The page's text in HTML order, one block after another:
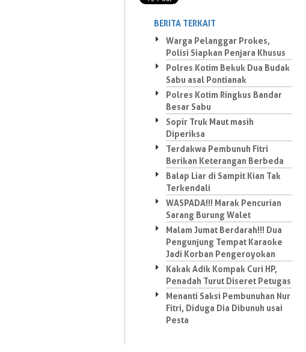
BERITA TERKAIT
Warga Pelanggar Prokes,
Polisi Siapkan Penjara Khusus
Polres Kotim Bekuk Dua Budak
Sabu asal Pontianak
Polres Kotim Ringkus Bandar
Besar Sabu
Sopir Truk Maut masih
Diperiksa
Terdakwa Pembunuh Fitri
Berikan Keterangan Berbeda
Balap Liar di Sampit Kian Tak
Terkendali
WASPADA!!! Marak Pencurian
Sarang Burung Walet
Malam Jumat Berdarah!!! Dua
Pengunjung Tempat Karaoke
Jadi Korban Pengeroyokan
Kakak Adik Kompak Curi HP,
Penadah Turut Diseret Petugas
Menanti Saksi Pembunuhan Nur
Fitri, Diduga Dia Dibunuh usai
Pesta